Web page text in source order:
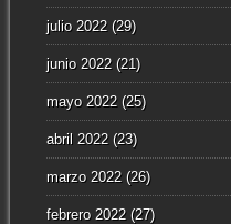
julio 2022(29)
junio 2022(21)
mayo 2022(25)
abril 2022(23)
marzo 2022(26)
febrero 2022(27)